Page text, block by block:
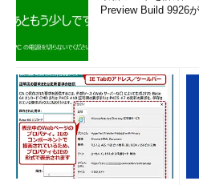
Preview Build 9926